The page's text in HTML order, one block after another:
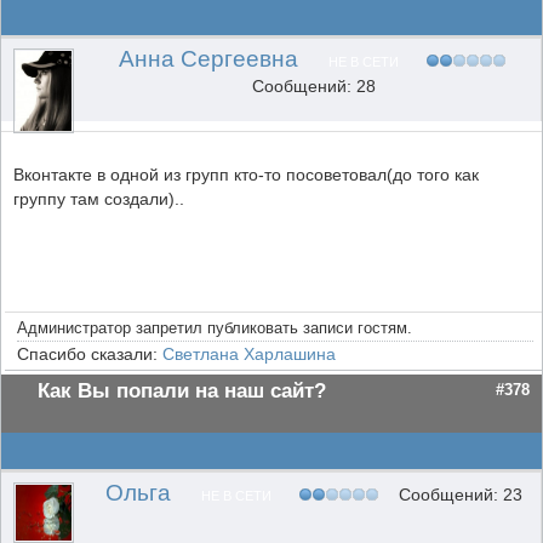
Анна Сергеевна
Сообщений: 28
Вконтакте в одной из групп кто-то посоветовал(до того как
группу там создали)..
Администратор запретил публиковать записи гостям.
Спасибо сказали: Светлана Харлашина
Как Вы попали на наш сайт? #378
Ольга Сообщений: 23